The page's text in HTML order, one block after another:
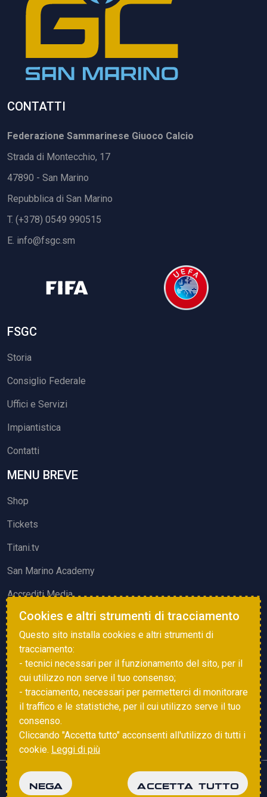
CONTATTI
Federazione Sammarinese Giuoco Calcio
Strada di Montecchio, 17
47890 - San Marino
Repubblica di San Marino
T. (+378) 0549 990515
E. info@fsgc.sm
FSGC
Storia
Consiglio Federale
Uffici e Servizi
Impiantistica
Contatti
MENU BREVE
Shop
Tickets
Titani.tv
San Marino Academy
Accrediti Media
ATTIVITÀ ED EVENTI
Squadre di Calcio
Associazione Sammarinese Arbitri
Vota gol e parata
Copyright © 2025 FSGC. Tutti i diritti riservati
Cookies e altri strumenti di tracciamento
Questo sito installa cookies e altri strumenti di
tracciamento:
- tecnici necessari per il funzionamento del sito, per il
cui utilizzo non serve il tuo consenso;
- tracciamento, necessari per permetterci di monitorare
il traffico e le statistiche, per il cui utilizzo serve il tuo
consenso.
Cliccando "Accetta tutto" acconsenti all'utilizzo di tutti i
cookie. Leggi di più
NEGA ACCETTA TUTTO